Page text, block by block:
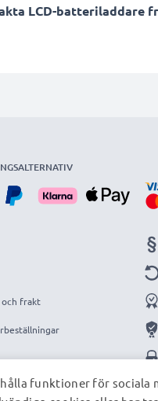
LCD-batteriladdare
frakt
funktioner för sociala